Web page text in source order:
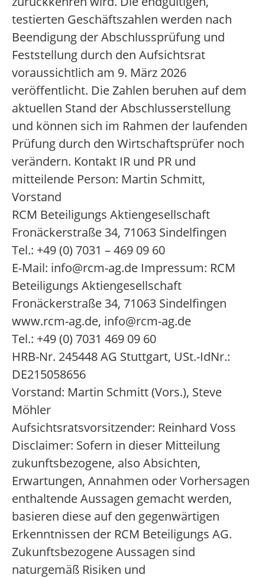
testierten Geschäftszahlen werden nach
Beendigung der Abschlussprüfung und
Feststellung durch den Aufsichtsrat
voraussichtlich am 9. März 2026
veröffentlicht. Die Zahlen beruhen auf dem
aktuellen Stand der Abschlusserstellung
und können sich im Rahmen der laufenden
Prüfung durch den Wirtschaftsprüfer noch
verändern. Kontakt IR und PR und
mitteilende Person: Martin Schmitt,
Vorstand
RCM Beteiligungs Aktiengesellschaft
Fronäckerstraße 34, 71063 Sindelfingen
Tel.: +49 (0) 7031 – 469 09 60
E-Mail: info@rcm-ag.de Impressum: RCM
Beteiligungs Aktiengesellschaft
Fronäckerstraße 34, 71063 Sindelfingen
www.rcm-ag.de, info@rcm-ag.de
Tel.: +49 (0) 7031 469 09 60
HRB-Nr. 245448 AG Stuttgart, USt.-IdNr.:
DE215058656
Vorstand: Martin Schmitt (Vors.), Steve
Möhler
Aufsichtsratsvorsitzender: Reinhard Voss
Disclaimer: Sofern in dieser Mitteilung
zukunftsbezogene, also Absichten,
Erwartungen, Annahmen oder Vorhersagen
enthaltende Aussagen gemacht werden,
basieren diese auf den gegenwärtigen
Erkenntnissen der RCM Beteiligungs AG.
Zukunftsbezogene Aussagen sind
naturgemäß Risiken und